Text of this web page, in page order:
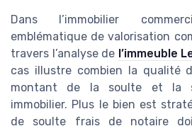
Dans l’immobilier
emblématique de valorisation
travers l’analyse de l’immeuble
cas illustre combien la qualité
montant de la soulte et la
immobilier. Plus le bien est
de soulte frais de notaire